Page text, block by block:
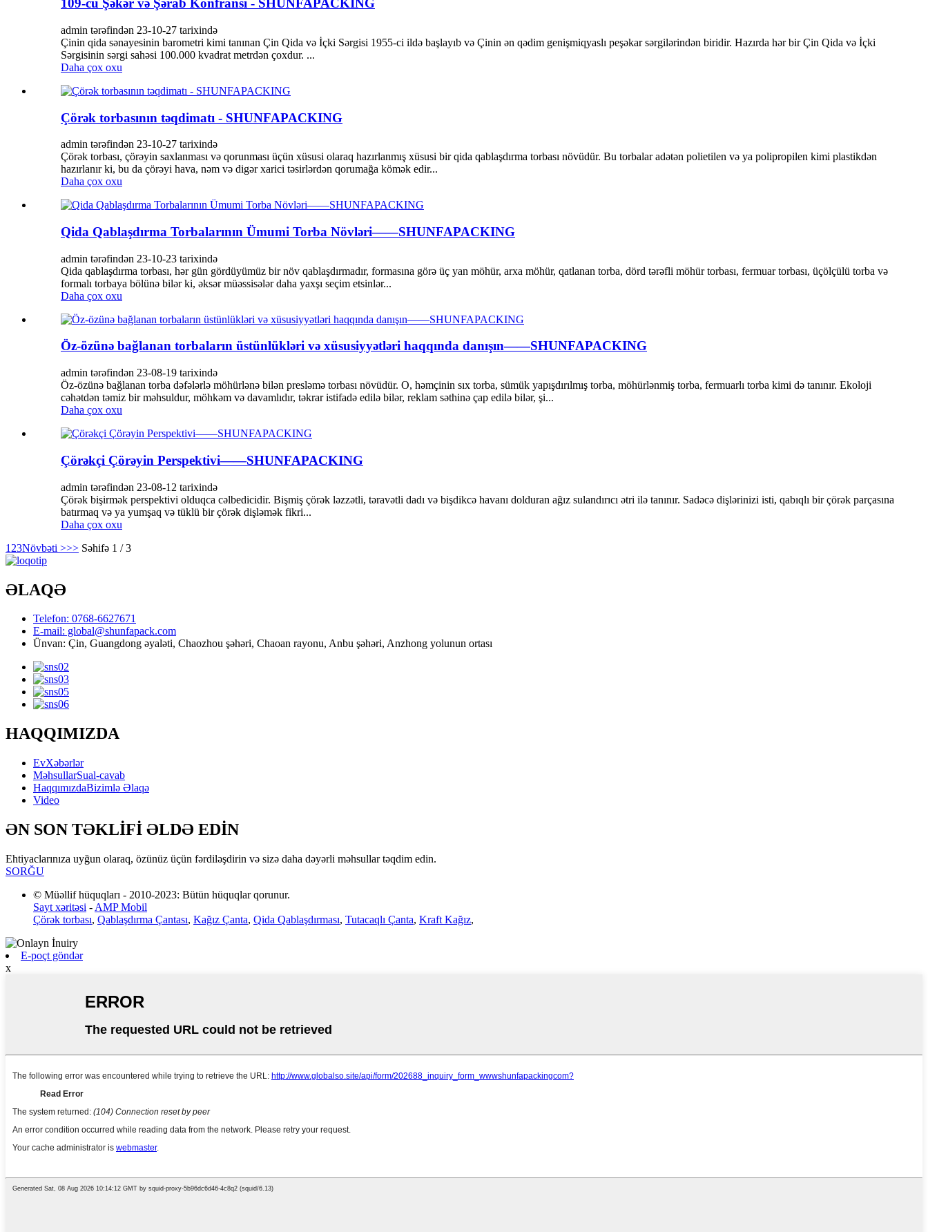
109-cu Şəkər və Şərab Konfransı - SHUNFAPACKING
admin tərəfindən 23-10-27 tarixində
Çinin qida sənayesinin barometri kimi tanınan Çin Qida və İçki Sərgisi 1955-ci ildə başlayıb və Çinin ən qədim genişmiqyaslı peşəkar sərgilərindən biridir. Hazırda hər bir Çin Qida və İçki
Sərgisinin sərgi sahəsi 100.000 kvadrat metrdən çoxdur. ...
Daha çox oxu
Çörək torbasının təqdimatı - SHUNFAPACKING
admin tərəfindən 23-10-27 tarixində
Çörək torbası, çörəyin saxlanması və qorunması üçün xüsusi olaraq hazırlanmış xüsusi bir qida qablaşdırma torbası növüdür. Bu torbalar adətən polietilen və ya polipropilen kimi plastikdən
hazırlanır ki, bu da çörəyi hava, nəm və digər xarici təsirlərdən qorumağa kömək edir...
Daha çox oxu
Qida Qablaşdırma Torbalarının Ümumi Torba Növləri——SHUNFAPACKING
admin tərəfindən 23-10-23 tarixində
Qida qablaşdırma torbası, hər gün gördüyümüz bir növ qablaşdırmadır, formasına görə üç yan möhür, arxa möhür, qatlanan torba, dörd tərəfli möhür torbası, fermuar torbası, üçölçülü torba və
formalı torbaya bölünə bilər ki, əksər müəssisələr daha yaxşı seçim etsinlər...
Daha çox oxu
Öz-özünə bağlanan torbaların üstünlükləri və xüsusiyyətləri haqqında danışın——SHUNFAPACKING
admin tərəfindən 23-08-19 tarixində
Öz-özünə bağlanan torba dəfələrlə möhürlənə bilən presləmə torbası növüdür. O, həmçinin sıx torba, sümük yapışdırılmış torba, möhürlənmiş torba, fermuarlı torba kimi də tanınır. Ekoloji
cəhətdən təmiz bir məhsuldur, möhkəm və davamlıdır, təkrar istifadə edilə bilər, reklam səthinə çap edilə bilər, şi...
Daha çox oxu
Çörəkçi Çörəyin Perspektivi——SHUNFAPACKING
admin tərəfindən 23-08-12 tarixində
Çörək bişirmək perspektivi olduqca cəlbedicidir. Bişmiş çörək ləzzətli, təravətli dadı və bişdikcə havanı dolduran ağız sulandırıcı ətri ilə tanınır. Sadəcə dişlərinizi isti, qabıqlı bir çörək parçasına
batırmaq və ya yumşaq və tüklü bir çörək dişləmək fikri...
Daha çox oxu
1 23Növbəti >>> Səhifə 1 / 3
ƏLAQƏ
Telefon: 0768-6627671
E-mail: global@shunfapack.com
Ünvan: Çin, Guangdong əyaləti, Chaozhou şəhəri, Chaoan rayonu, Anbu şəhəri, Anzhong yolunun ortası
HAQQIMIZDA
EvXəbərlər
MəhsullarSual-cavab
HaqqımızdaBizimlə Əlaqə
Video
ƏN SON TƏKLİFİ ƏLDƏ EDİN
Ehtiyaclarınıza uyğun olaraq, özünüz üçün fərdiləşdirin və sizə daha dəyərli məhsullar təqdim edin.
SORĞU
© Müəllif hüquqları - 2010-2023: Bütün hüquqlar qorunur.
Sayt xəritəsi - AMP Mobil
Çörək torbası, Qablaşdırma Çantası, Kağız Çanta, Qida Qablaşdırması, Tutacaqlı Çanta, Kraft Kağız,
E-poçt göndər
x